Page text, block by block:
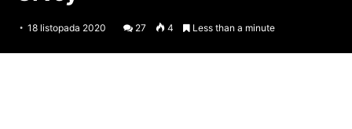
18 listopada 2020 27 4 Less than a minute